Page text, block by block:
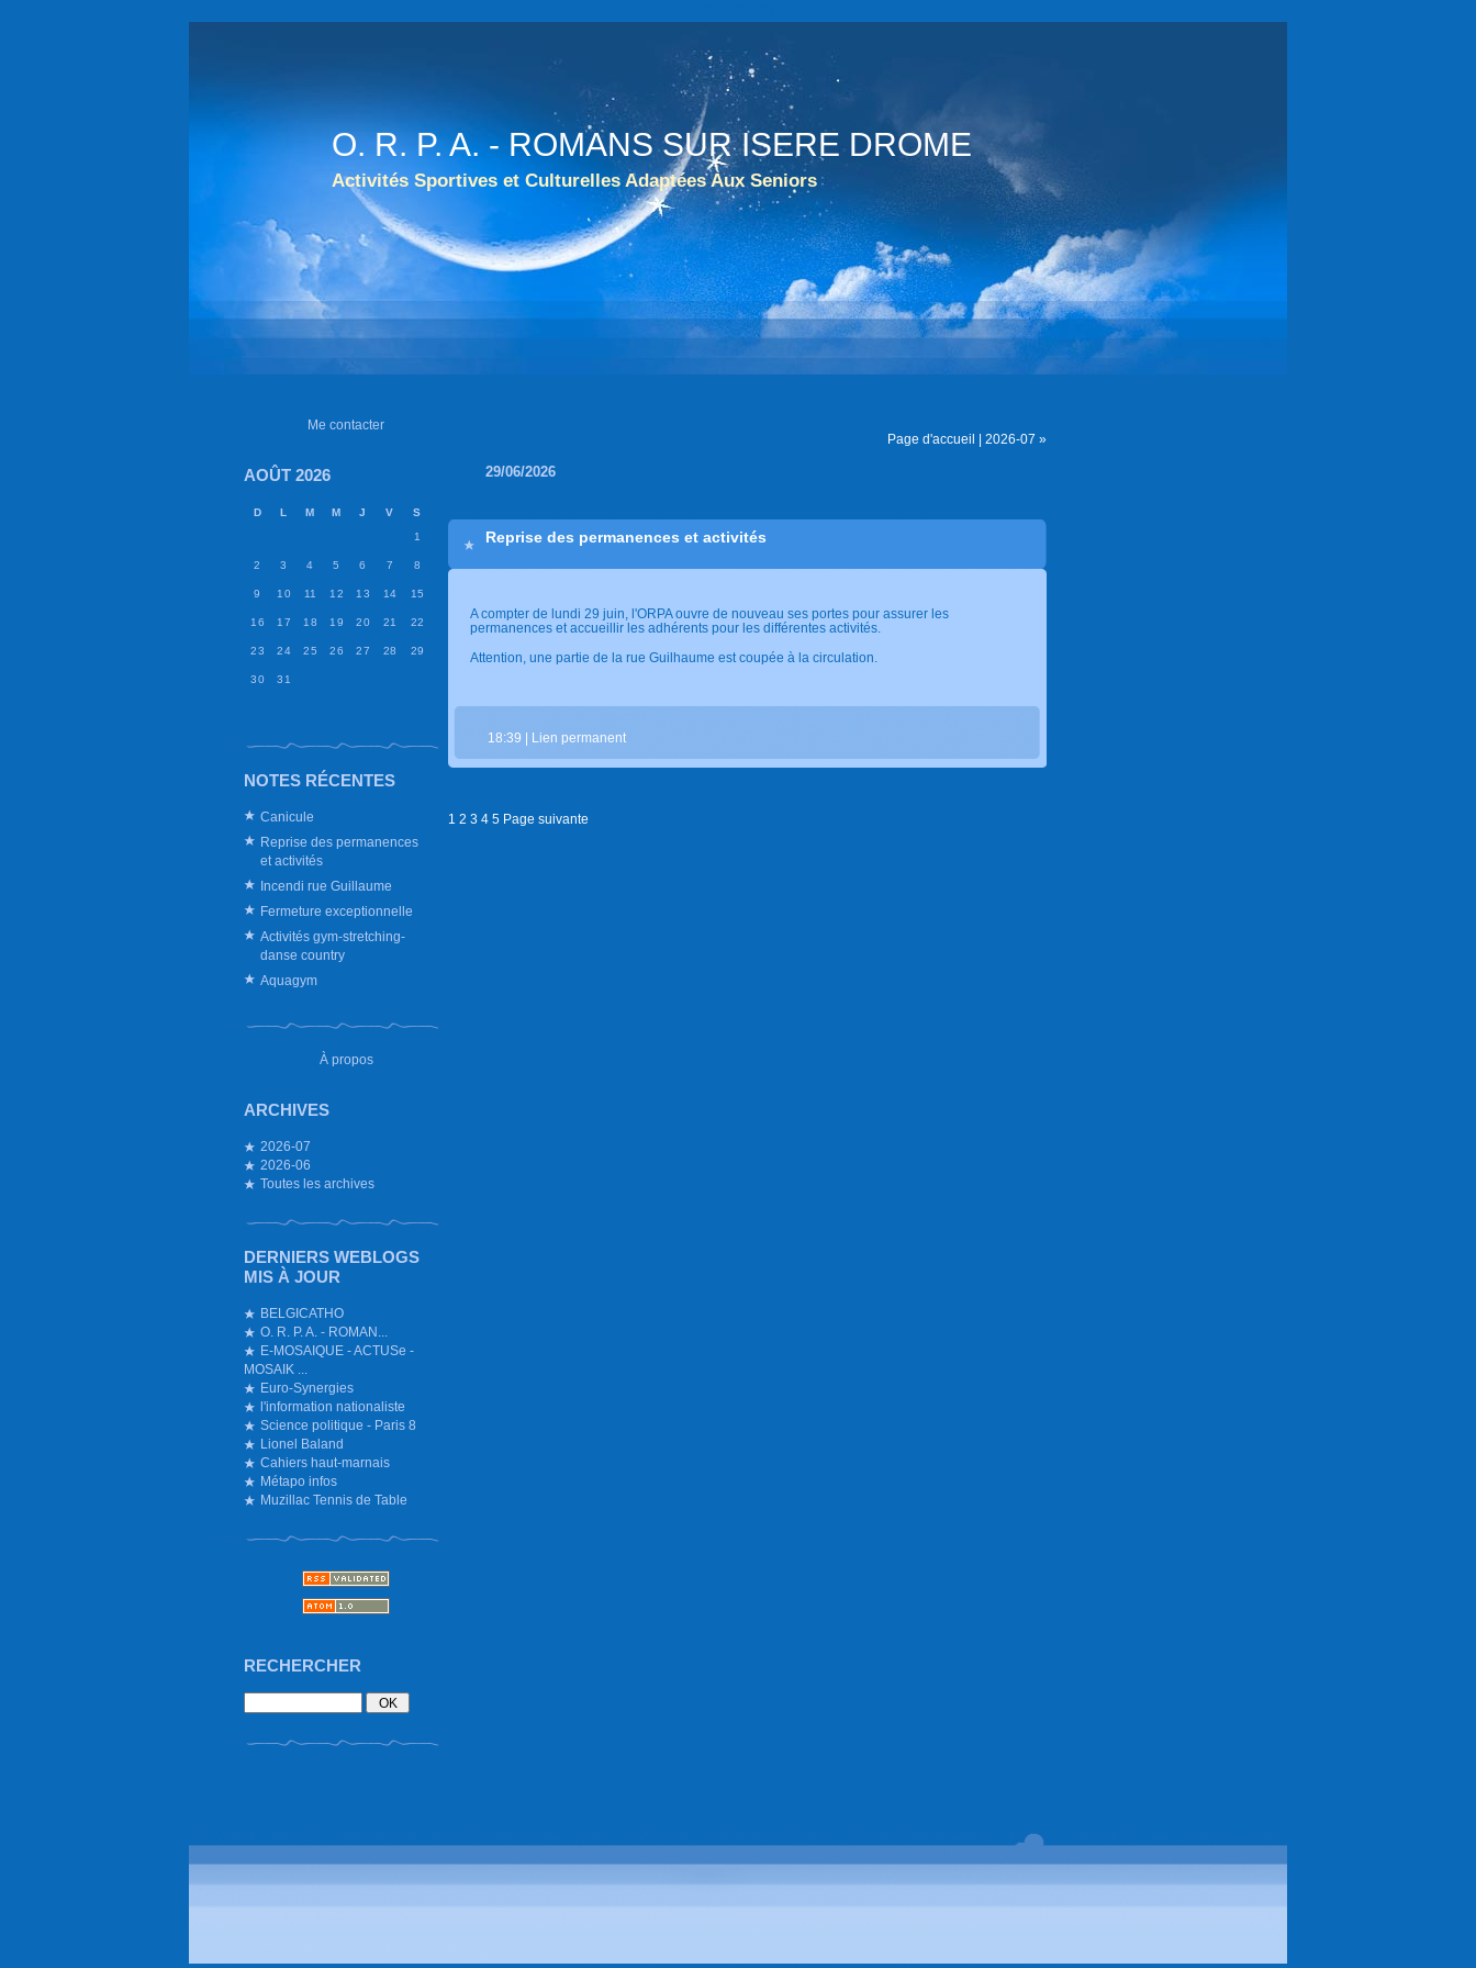
O. R. P. A. - ROMANS SUR ISERE DROME
Activités Sportives et Culturelles Adaptées Aux Seniors
Me contacter
AOÛT 2026
D L M M J V
S
1
2 3 4 5 6 7 8
9 10 11 12 13 14 15
16 17 18 19 20 21 22
23 24 25 26 27 28 29
30 31
NOTES RÉCENTES
Canicule
Reprise des permanences
et activités
Incendi rue Guillaume
Fermeture exceptionnelle
Activités gym-stretching-
danse country
Aquagym
À propos
ARCHIVES
2026-07
2026-06
Toutes les archives
DERNIERS WEBLOGS
MIS À JOUR
BELGICATHO
O. R. P. A. - ROMAN...
E-MOSAIQUE - ACTUSe -
MOSAIK ...
Euro-Synergies
l'information nationaliste
Science politique - Paris 8
Lionel Baland
Cahiers haut-marnais
Métapo infos
Muzillac Tennis de Table
RECHERCHER
Page d'accueil | 2026-07 »
29/06/2026
Reprise des permanences et activités
A compter de lundi 29 juin, l'ORPA ouvre de nouveau ses portes pour assurer les
permanences et accueillir les adhérents pour les différentes activités.
Attention, une partie de la rue Guilhaume est coupée à la circulation.
18:39 | Lien permanent
1 2 3 4 5 Page suivante